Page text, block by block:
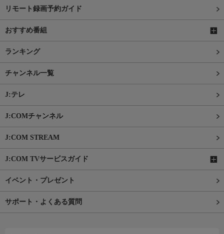
リモート録画予約ガイド
おすすめ番組
ランキング
チャンネル一覧
J:テレ
J:COMチャンネル
J:COM STREAM
J:COM TVサービスガイド
イベント・プレゼント
サポート・よくある質問